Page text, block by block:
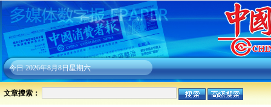
今日2026年8月8日星期六
文章搜索：